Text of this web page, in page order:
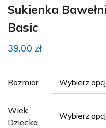
Sukienka
Basic
39.00 zł
Rozmiar
Wiek
Dziecka